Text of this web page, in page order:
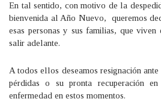
En tal sentido, con motivo de la
bienvenida al Año Nuevo, queremos
esas personas y sus familias, que viven
salir adelante.
A todos ellos deseamos resignación
pérdidas o su pronta recuperación
enfermedad en estos momentos.